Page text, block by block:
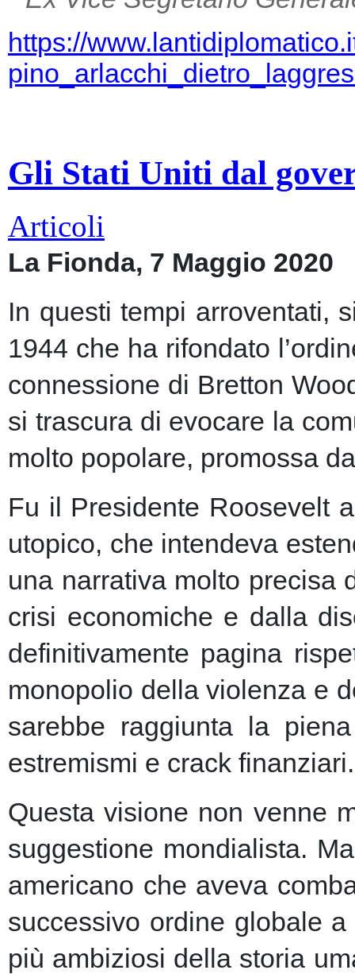
https://
Gli Stati Uniti dal
Articoli
La Fionda, 7 Maggio 2020
In questi tempi arroventati,
1944 che ha rifondato
connessione di Bretton
si trascura di evocare la
molto popolare, promossa
Fu il Presidente Roosevelt
utopico, che intendeva
una narrativa molto precisa
crisi economiche e dalla
definitivamente pagina
monopolio della violenza e
sarebbe raggiunta la
estremismi e crack finanziari.
Questa visione non venne
suggestione mondialista.
americano che aveva
successivo ordine globale
più ambiziosi della storia